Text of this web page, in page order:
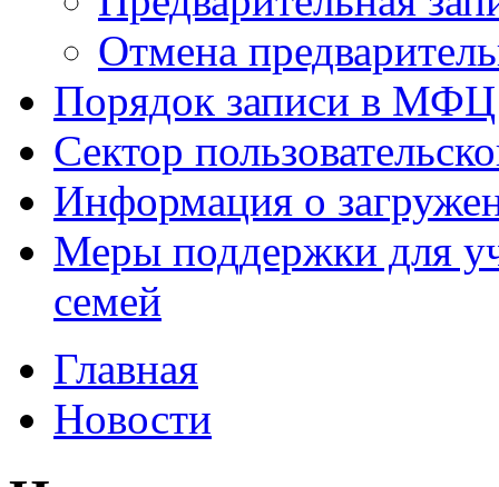
Отмена
Порядок записи в МФЦ
Сектор
Информация о
Меры поддержки для
семей
Главная
Новости